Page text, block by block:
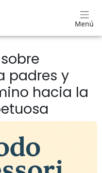
Menú
padres y
hacia la